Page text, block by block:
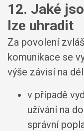
12. Jaké
lze uhradit
Za povolení
komunikace se
výše závisí na
v případě
užívání na
správní